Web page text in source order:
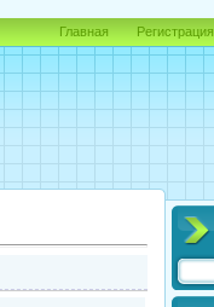
Главная Регистрация